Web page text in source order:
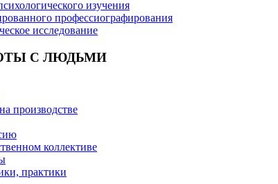
изучения
профессиографирования
исследование
С ЛЮДЬМИ
производстве
коллективе
практики